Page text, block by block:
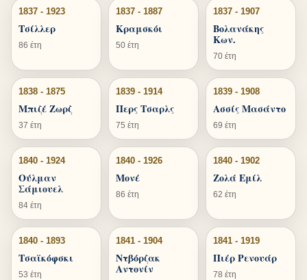
1837 - 1923
Τσίλλερ
86 έτη
1837 - 1887
Κραμσκόι
50 έτη
1837 - 1907
Βολανάκης
Κων.
70 έτη
1838 - 1875
Μπιζέ Ζωρζ
37 έτη
1839 - 1914
Περς Τσαρλς
75 έτη
1839 - 1908
Ασσίς Μασάντο
69 έτη
1840 - 1924
Ούλμαν
Σάμιουελ
84 έτη
1840 - 1926
Μονέ
86 έτη
1840 - 1902
Ζολά Εμίλ
62 έτη
1840 - 1893
Τσαϊκόφσκι
53 έτη
1841 - 1904
Ντβόρζακ
Αντονίν
1841 - 1919
Πιέρ Ρενουάρ
78 έτη